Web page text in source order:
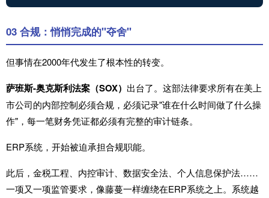
03 合规：悄悄完成的"夺舍"
但事情在2000年代发生了根本性的转变。
萨班斯-奥克斯利法案 （SOX） 出台了。这部法律要求所有在美上
市公司的内部控制必须合规，必须记录"谁在什么时间做了什么操
作"，每一笔财务凭证都必须有完整的审计链条。
ERP系统，开始被迫承担合规职能。
此后， 金税工程、内控审计、数据安全法、个人信息保护法……
一项又一项监管要求，像藤蔓一样缠绕在ERP系统之上。系统越